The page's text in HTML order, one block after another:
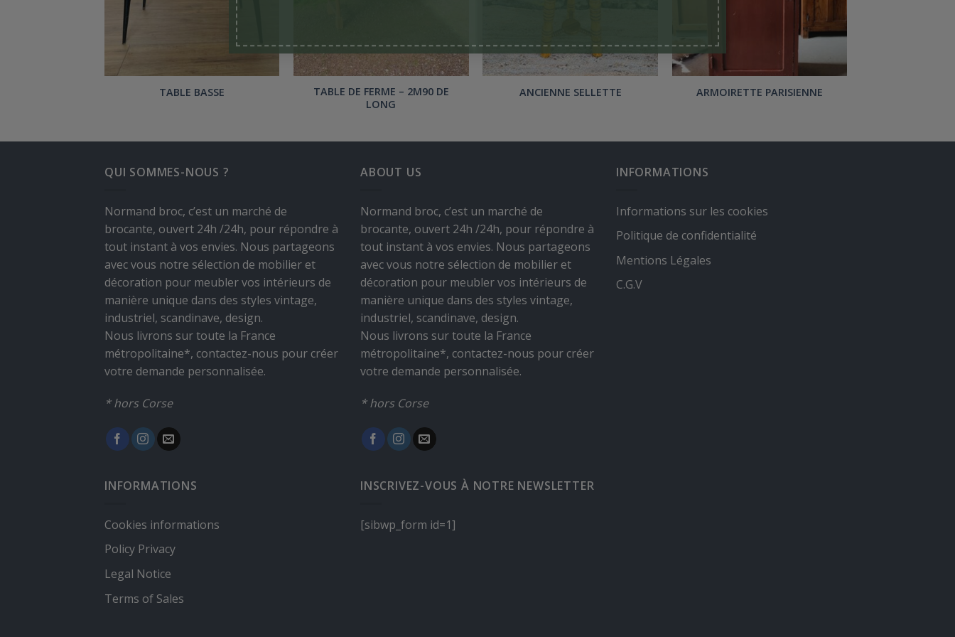
TABLE BASSE
TABLE DE FERME – 2M90 DE
LONG
ANCIENNE SELLETTE ARMOIRETTE PARISIENNE
QUI SOMMES-NOUS ?
Normand broc, c’est un marché de
brocante, ouvert 24h /24h, pour répondre à
tout instant à vos envies. Nous partageons
avec vous notre sélection de mobilier et
décoration pour meubler vos intérieurs de
manière unique dans des styles vintage,
industriel, scandinave, design.
Nous livrons sur toute la France
métropolitaine*, contactez-nous pour créer
votre demande personnalisée.
* hors Corse
ABOUT US
Normand broc, c’est un marché de
brocante, ouvert 24h /24h, pour répondre à
tout instant à vos envies. Nous partageons
avec vous notre sélection de mobilier et
décoration pour meubler vos intérieurs de
manière unique dans des styles vintage,
industriel, scandinave, design.
Nous livrons sur toute la France
métropolitaine*, contactez-nous pour créer
votre demande personnalisée.
* hors Corse
INFORMATIONS
Informations sur les cookies
Politique de confidentialité
Mentions Légales
C.G.V
INFORMATIONS
Cookies informations
Policy Privacy
Legal Notice
Terms of Sales
INSCRIVEZ-VOUS À NOTRE NEWSLETTER
[sibwp_form id=1]